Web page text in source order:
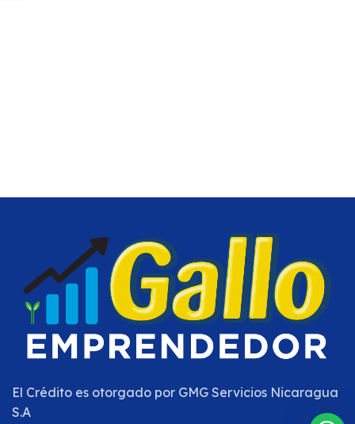
El Crédito es otorgado por GMG Servicios Nicaragua
S.A